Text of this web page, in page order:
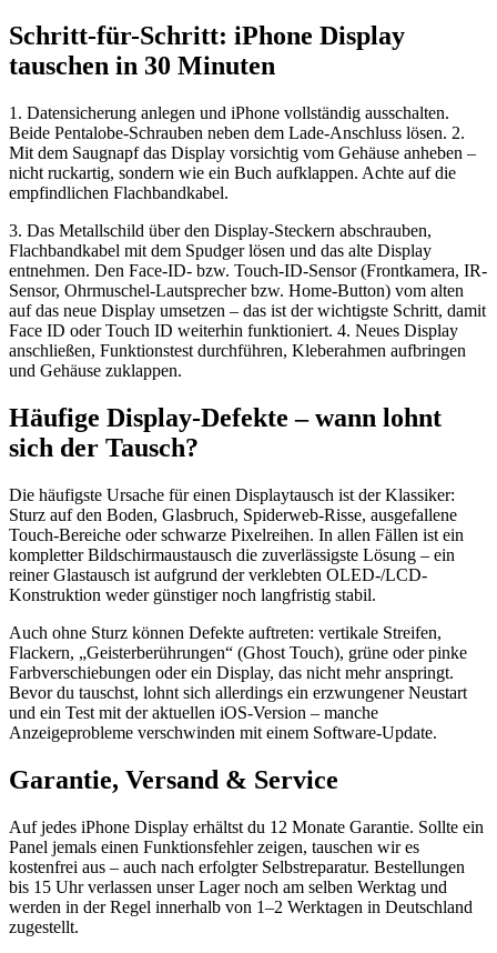
Schritt-für-Schritt: iPhone Display
tauschen in 30 Minuten
1. Datensicherung anlegen und iPhone vollständig ausschalten.
Beide Pentalobe-Schrauben neben dem Lade-Anschluss lösen. 2.
Mit dem Saugnapf das Display vorsichtig vom Gehäuse anheben –
nicht ruckartig, sondern wie ein Buch aufklappen. Achte auf die
empfindlichen Flachbandkabel.
3. Das Metallschild über den Display-Steckern abschrauben,
Flachbandkabel mit dem Spudger lösen und das alte Display
entnehmen. Den Face-ID- bzw. Touch-ID-Sensor (Frontkamera, IR-
Sensor, Ohrmuschel-Lautsprecher bzw. Home-Button) vom alten
auf das neue Display umsetzen – das ist der wichtigste Schritt, damit
Face ID oder Touch ID weiterhin funktioniert. 4. Neues Display
anschließen, Funktionstest durchführen, Kleberahmen aufbringen
und Gehäuse zuklappen.
Häufige Display-Defekte – wann lohnt
sich der Tausch?
Die häufigste Ursache für einen Displaytausch ist der Klassiker:
Sturz auf den Boden, Glasbruch, Spiderweb-Risse, ausgefallene
Touch-Bereiche oder schwarze Pixelreihen. In allen Fällen ist ein
kompletter Bildschirmaustausch die zuverlässigste Lösung – ein
reiner Glastausch ist aufgrund der verklebten OLED-/LCD-
Konstruktion weder günstiger noch langfristig stabil.
Auch ohne Sturz können Defekte auftreten: vertikale Streifen,
Flackern, „Geisterberührungen“ (Ghost Touch), grüne oder pinke
Farbverschiebungen oder ein Display, das nicht mehr anspringt.
Bevor du tauschst, lohnt sich allerdings ein erzwungener Neustart
und ein Test mit der aktuellen iOS-Version – manche
Anzeigeprobleme verschwinden mit einem Software-Update.
Garantie, Versand & Service
Auf jedes iPhone Display erhältst du 12 Monate Garantie. Sollte ein
Panel jemals einen Funktionsfehler zeigen, tauschen wir es
kostenfrei aus – auch nach erfolgter Selbstreparatur. Bestellungen
bis 15 Uhr verlassen unser Lager noch am selben Werktag und
werden in der Regel innerhalb von 1–2 Werktagen in Deutschland
zugestellt.